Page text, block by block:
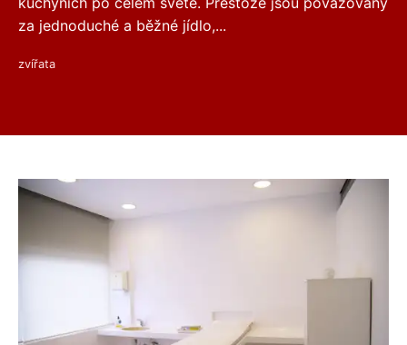
za jednoduché a běžné jídlo,...
zvířata